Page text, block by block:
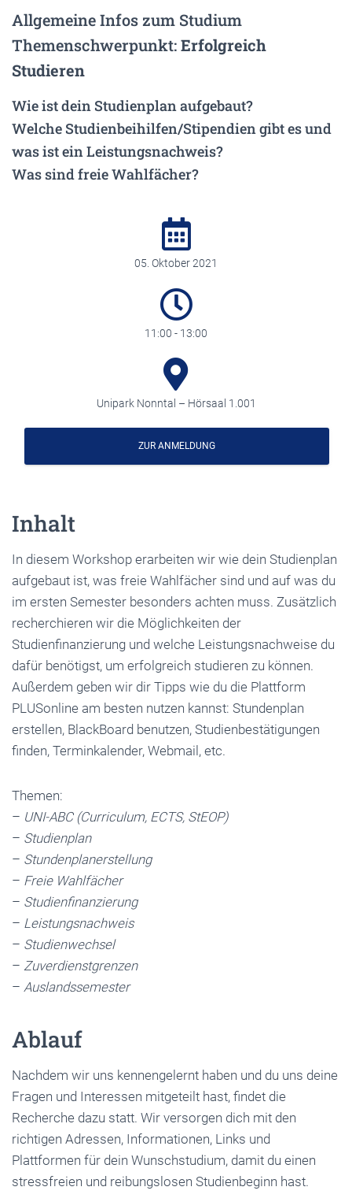
Allgemeine Infos zum Studium
Themenschwerpunkt:Erfolgreich
Studieren
Wie ist dein Studienplan aufgebaut?
Welche Studienbeihilfen/Stipendien gibt es und
was ist ein Leistungsnachweis?
Was sind freie Wahlfächer?
05. Oktober 2021
11:00 - 13:00
Unipark Nonntal – Hörsaal 1.001
ZUR ANMELDUNG
Inhalt
In diesem Workshop erarbeiten wir wie dein Studienplan
aufgebaut ist, was freie Wahlfächer sind und auf was du
im ersten Semester besonders achten muss. Zusätzlich
recherchieren wir die Möglichkeiten der
Studienfinanzierung und welche Leistungsnachweise du
dafür benötigst, um erfolgreich studieren zu können.
Außerdem geben wir dir Tipps wie du die Plattform
PLUSonline am besten nutzen kannst: Stundenplan
erstellen, BlackBoard benutzen, Studienbestätigungen
finden, Terminkalender, Webmail, etc.
Themen:
– UNI-ABC (Curriculum, ECTS, StEOP)
– Studienplan
– Stundenplanerstellung
– Freie Wahlfächer
– Studienfinanzierung
– Leistungsnachweis
– Studienwechsel
– Zuverdienstgrenzen
– Auslandssemester
Ablauf
Nachdem wir uns kennengelernt haben und du uns deine
Fragen und Interessen mitgeteilt hast, findet die
Recherche dazu statt. Wir versorgen dich mit den
richtigen Adressen, Informationen, Links und
Plattformen für dein Wunschstudium, damit du einen
stressfreien und reibungslosen Studienbeginn hast.